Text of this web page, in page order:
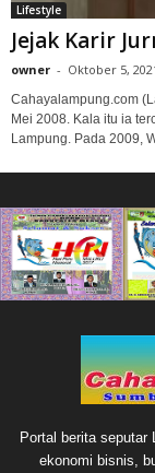
Lifestyle
Jejak Karir
owner - Oktober 5,
Cahayalampung.com
Mei 2008. Kala itu ia
Lampung. Pada 2009,
Portal berita seputar
ekonomi bisnis,